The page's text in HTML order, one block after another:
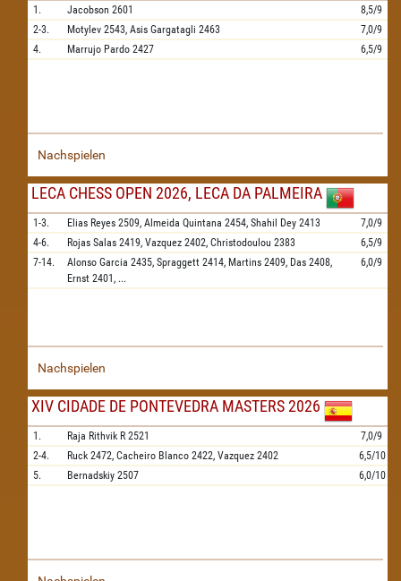
1. Jacobson 2601
8,5/9
2-3.
Motylev 2543, Asis Gargatagli 2463
7,0/9
4.
Marrujo Pardo 2427 6,5/9
Nachspielen
LECA CHESS OPEN 2026, LECA DA PALMEIRA
1-3. Elias Reyes 2509, Almeida Quintana 2454, Shahil Dey 2413
7,0/9
4-6.
Rojas Salas 2419, Vazquez 2402, Christodoulou 2383
6,5/9
7-14.
Alonso Garcia 2435, Spraggett 2414, Martins 2409, Das 2408,
Ernst 2401, ...
6,0/9
Nachspielen
XIV CIDADE DE PONTEVEDRA MASTERS 2026
1. Raja Rithvik R 2521
7,0/9
2-4.
Ruck 2472, Cacheiro Blanco 2422, Vazquez 2402
6,5/10
5.
Bernadskiy 2507 6,0/10